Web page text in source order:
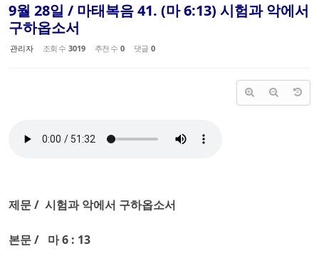
9월 28일 / 마태복음 41. (마 6:13) 시험과 악에서
구하옵소서
관리자 조회 수 3019 추천 수 0 댓글 0
제문 / 시험과 악에서 구하옵소서
본문 / 마 6 : 13